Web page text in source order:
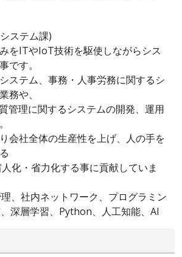
ステム課)
をITやIoT技術を駆使しながらシス
です。
ステム、事務・人事労務に関するシ
務や、
管理に関するシステムの開発、運用
会社全体の生産性を上げ、人の手を
化・省力化する事に貢献していま
、社内ネットワーク、プログラミン
深層学習、Python、人工知能、AI